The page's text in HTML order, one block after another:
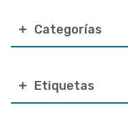
Categorías
Etiquetas